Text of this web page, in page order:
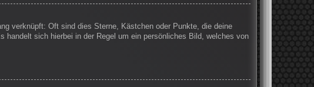
verknüpft: Oft sind dies Sterne, Kästchen oder Punkte, die deine
handelt sich hierbei in der Regel um ein persönliches Bild, welches von